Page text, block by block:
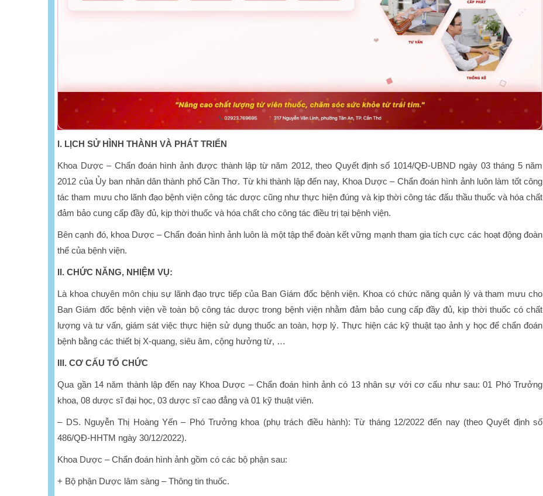
I. LỊCH SỬ HÌNH THÀNH VÀ PHÁT TRIỂN
Khoa Dược – Chẩn đoán hình ảnh được thành lập từ năm 2012, theo Quyết định số 1014/QĐ-UBND ngày 03 tháng 5 năm
2012 của Ủy ban nhân dân thành phố Cần Thơ. Từ khi thành lập đến nay, Khoa Dược – Chẩn đoán hình ảnh luôn làm tốt công
tác tham mưu cho lãnh đạo bệnh viện công tác dược cũng như thực hiện đúng và kịp thời công tác đấu thầu thuốc và hóa chất
đảm bảo cung cấp đầy đủ, kịp thời thuốc và hóa chất cho công tác điều trị tại bệnh viện.
Bên cạnh đó, khoa Dược – Chẩn đoán hình ảnh luôn là một tập thể đoàn kết vững mạnh tham gia tích cực các hoạt động đoàn
thể của bệnh viện.
II. CHỨC NĂNG, NHIỆM VỤ:
Là khoa chuyên môn chịu sự lãnh đạo trực tiếp của Ban Giám đốc bệnh viện. Khoa có chức năng quản lý và tham mưu cho
Ban Giám đốc bệnh viện về toàn bộ công tác dược trong bệnh viện nhằm đảm bảo cung cấp đầy đủ, kịp thời thuốc có chất
lượng và tư vấn, giám sát việc thực hiện sử dụng thuốc an toàn, hợp lý. Thực hiện các kỹ thuật tạo ảnh y học để chẩn đoán
bệnh bằng các thiết bị X-quang, siêu âm, cộng hưởng từ, …
III. CƠ CẤU TỔ CHỨC
Qua gần 14 năm thành lập đến nay Khoa Dược – Chẩn đoán hình ảnh có 13 nhân sự với cơ cấu như sau: 01 Phó Trưởng
khoa, 08 dược sĩ đại học, 03 dược sĩ cao đẳng và 01 kỹ thuật viên.
– DS. Nguyễn Thị Hoàng Yến – Phó Trưởng khoa (phụ trách điều hành): Từ tháng 12/2022 đến nay (theo Quyết định số
486/QĐ-HHTM ngày 30/12/2022).
Khoa Dược – Chẩn đoán hình ảnh gồm có các bộ phận sau:
+ Bộ phận Dược lâm sàng – Thông tin thuốc.